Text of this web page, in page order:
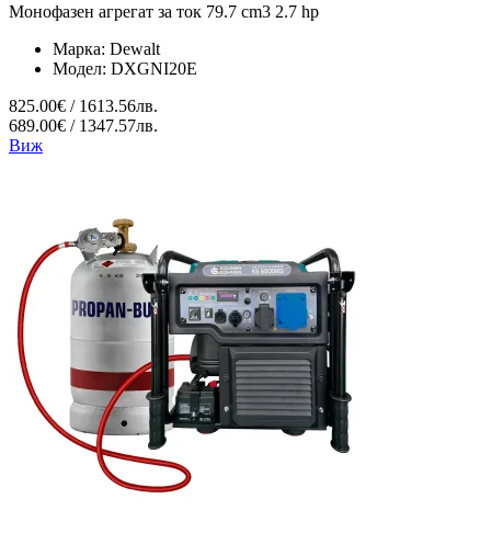
Монофазен агрегат за ток 79.7 cm3 2.7 hp
Марка: Dewalt
Модел: DXGNI20E
825.00€ / 1613.56лв.
689.00€ / 1347.57лв.
Виж